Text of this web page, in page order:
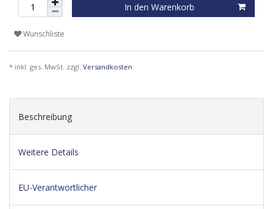
In den Warenkorb
Wunschliste
* inkl. ges. MwSt. zzgl. Versandkosten
Beschreibung
Weitere Details
EU-Verantwortlicher